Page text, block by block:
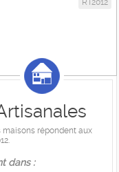
RT2012
maisons répondent aux
dans :